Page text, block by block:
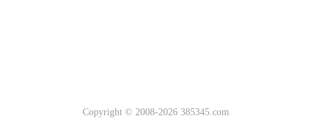
Copyright © 2008-2026 385345.com